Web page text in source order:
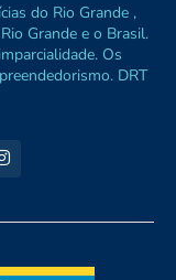
do Rio Grande ,
Grande e o Brasil.
Os
DRT